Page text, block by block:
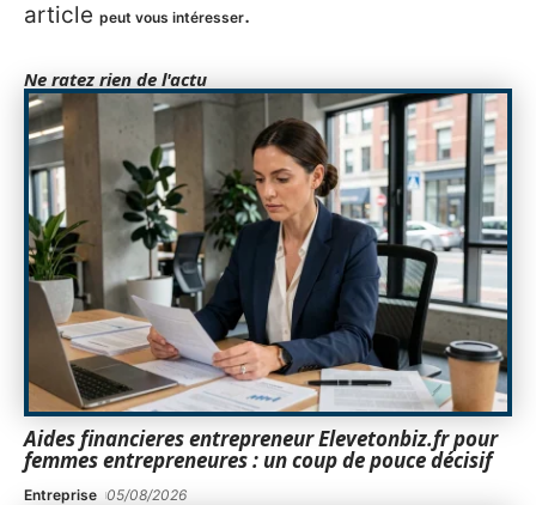
article peut vous intéresser.
Ne ratez rien de l'actu
Aides financieres entrepreneur Elevetonbiz.fr pour
femmes entrepreneures : un coup de pouce décisif
Entreprise 05/08/2026